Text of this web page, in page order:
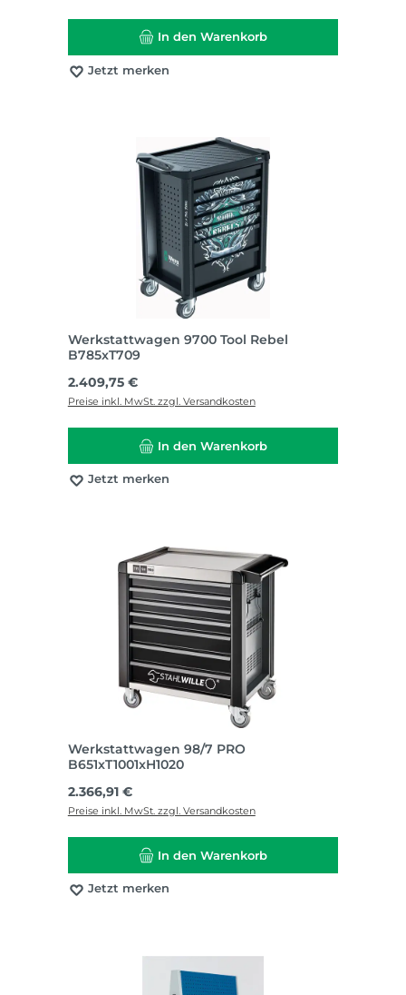
In den Warenkorb
Jetzt merken
Werkstattwagen 9700 Tool Rebel
B785xT709
Regulärer Preis:
2.409,75 €
Preise inkl. MwSt. zzgl. Versandkosten
In den Warenkorb
Jetzt merken
Werkstattwagen 98/7 PRO
B651xT1001xH1020
Regulärer Preis:
2.366,91 €
Preise inkl. MwSt. zzgl. Versandkosten
In den Warenkorb
Jetzt merken